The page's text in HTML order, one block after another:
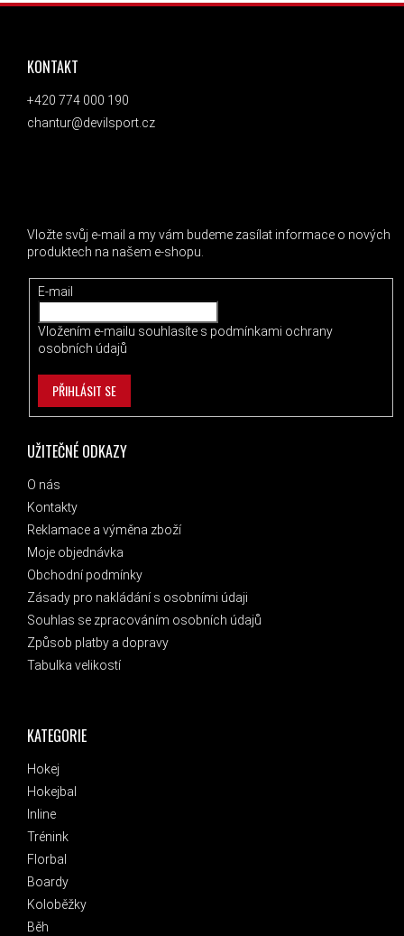
ZÁPATÍ
KATEGORIE
Hokej
Hokejbal
Inline
Trénink
Florbal
Boardy
Koloběžky
Běh
UŽITEČNÉ ODKAZY
O nás
Kontakty
Reklamace a výměna zboží
Moje objednávka
Obchodní podmínky
Zásady pro nakládání s osobními údaji
Souhlas se zpracováním osobních údajů
Způsob platby a dopravy
Tabulka velikostí
KONTAKT
+420 774 000 190
chantur@devilsport.cz
Vložte svůj e-mail a my vám budeme zasílat informace o nových
produktech na našem e-shopu.
E-mail
Vložením e-mailu souhlasíte s podmínkami ochrany
osobních údajů
PŘIHLÁSIT SE